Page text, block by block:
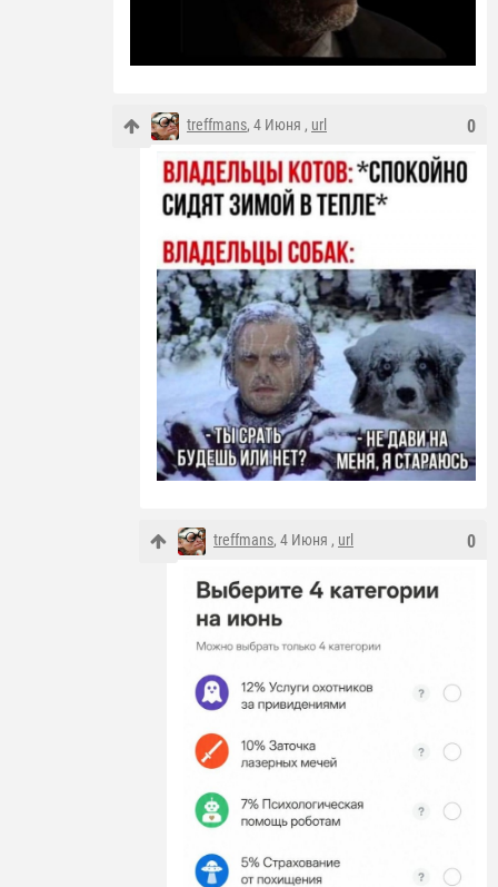
0
treffmans, 4 Июня , url
0
treffmans, 4 Июня , url